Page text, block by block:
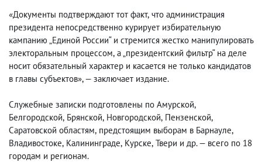
«Документы подтверждают тот факт, что администрация
президента непосредственно курирует избирательную
кампанию „Единой России“ и стремится жестко манипулировать
электоральным процессом, а „президентский фильтр“ на деле
носит обязательный характер и касается не только кандидатов
в главы субъектов», — заключает издание.
Служебные записки подготовлены по Амурской,
Белгородской, Брянской, Новгородской, Пензенской,
Саратовской областям, предстоящим выборам в Барнауле,
Владивостоке, Калининграде, Курске, Твери и др. — всего по 18
городам и регионам.